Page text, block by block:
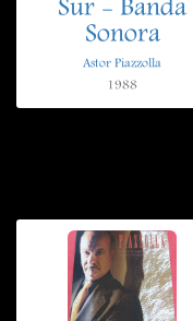
Sur - Banda
Sonora
Astor Piazzolla
1988